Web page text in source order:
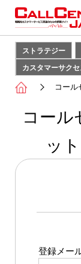
ストラテジー
カスタマーサク
コー
コール
ッ
登録メー